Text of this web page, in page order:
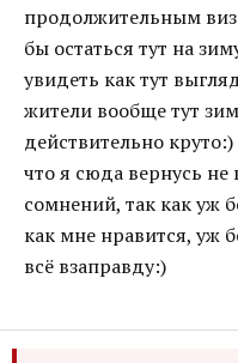
продолжительным
бы остаться тут на
увидеть как тут
жители вообще тут
действительно
что я сюда вернусь
сомнений, так как уж
как мне нравится, уж
всё взаправду:)